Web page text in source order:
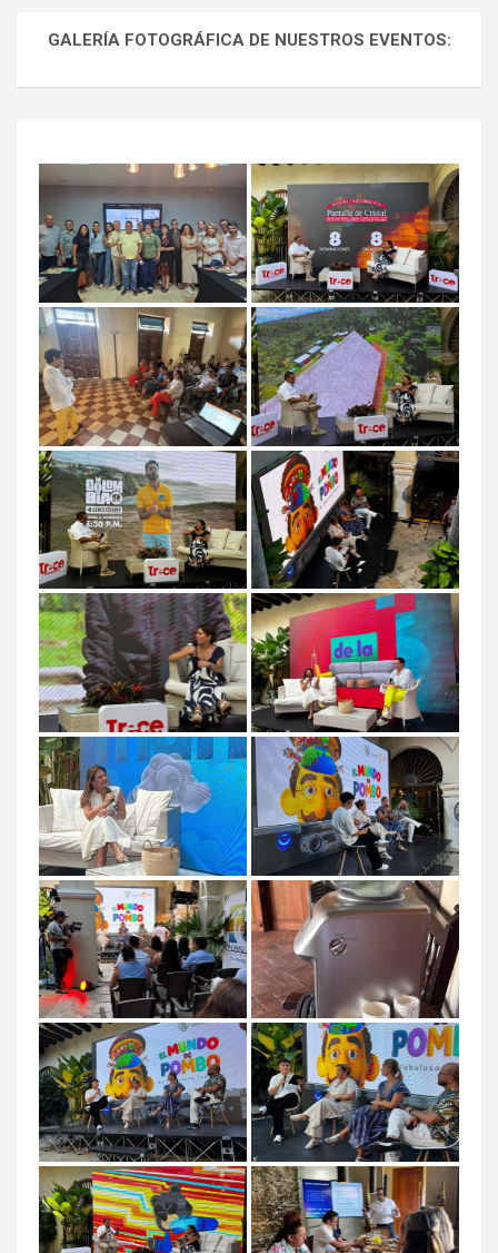
GALERÍA FOTOGRÁFICA DE NUESTROS EVENTOS: